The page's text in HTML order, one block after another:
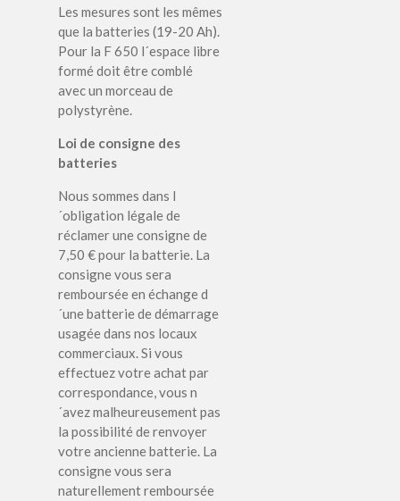
Les mesures sont les mêmes
que la batteries (19-20 Ah).
Pour la F 650 l´espace libre
formé doit être comblé
avec un morceau de
polystyrène.
Loi de consigne des
batteries
Nous sommes dans l
´obligation légale de
réclamer une consigne de
7,50 € pour la batterie. La
consigne vous sera
remboursée en échange d
´une batterie de démarrage
usagée dans nos locaux
commerciaux. Si vous
effectuez votre achat par
correspondance, vous n
´avez malheureusement pas
la possibilité de renvoyer
votre ancienne batterie. La
consigne vous sera
naturellement remboursée